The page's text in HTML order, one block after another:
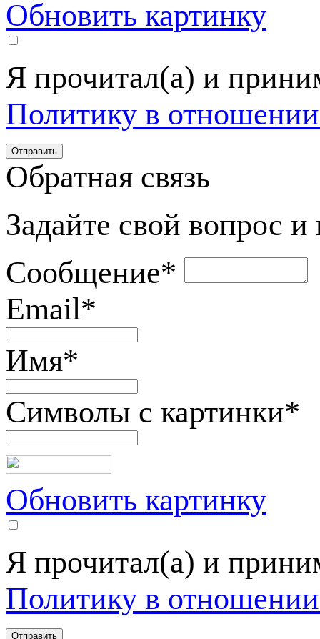
Обновить картинку
Я прочитал(а) и
Политику в
Обратная связь
Задайте свой вопрос
Сообщение*
Email*
Имя*
Символы с картинки*
Обновить картинку
Я прочитал(а) и
Политику в